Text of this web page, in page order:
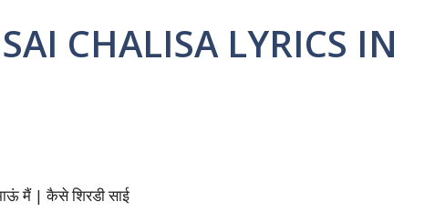
SAI CHALISA LYRICS IN
मैं | कैसे शिरडी साई